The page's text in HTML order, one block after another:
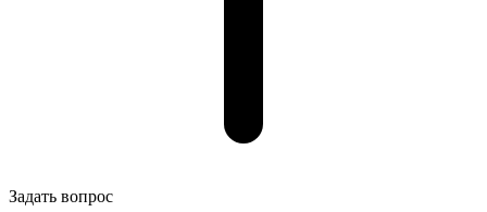
Задать вопрос